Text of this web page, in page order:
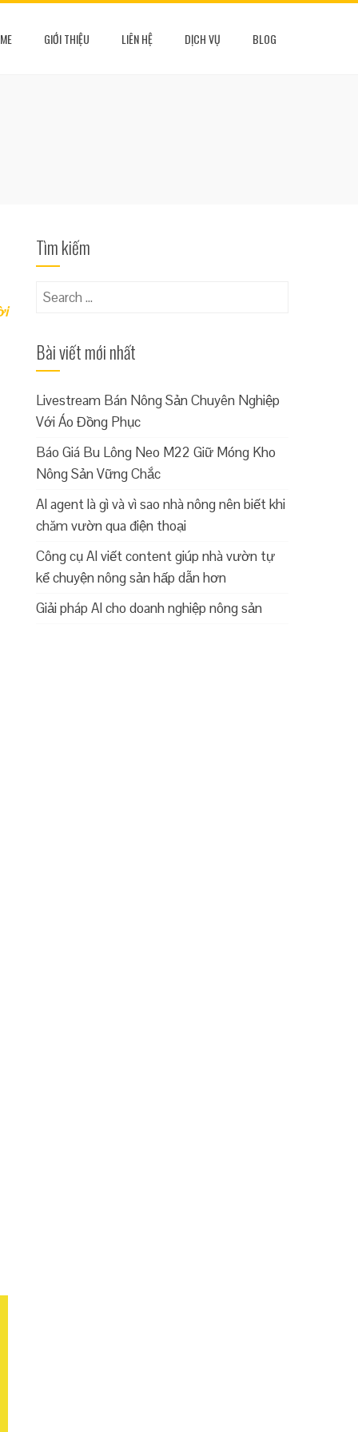
GIỚI THIỆU LIÊN HỆ DỊCH VỤ BLOG
Tìm kiếm
Search
Bài viết mới nhất
Livestream Bán Nông Sản Chuyên Nghiệp
Với Áo Đồng Phục
Báo Giá Bu Lông Neo M22 Giữ Móng Kho
Nông Sản Vững Chắc
AI agent là gì và vì sao nhà nông nên biết khi
chăm vườn qua điện thoại
Công cụ AI viết content giúp nhà vườn tự
kể chuyện nông sản hấp dẫn hơn
Giải pháp AI cho doanh nghiệp nông sản